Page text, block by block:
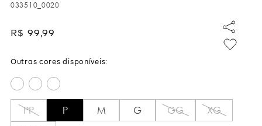
033510_0020
R$ 99,99
PP P M G GG
XG